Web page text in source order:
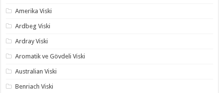
Amerika Viski
Ardbeg Viski
Ardray Viski
Aromatik ve Gövdeli Viski
Australian Viski
Benriach Viski